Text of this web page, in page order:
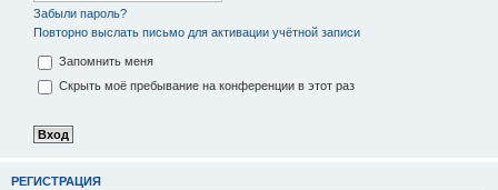
Забыли пароль?
Повторно выслать письмо для активации учётной записи
Запомнить меня
Скрыть моё пребывание на конференции в этот раз
РЕГИСТРАЦИЯ